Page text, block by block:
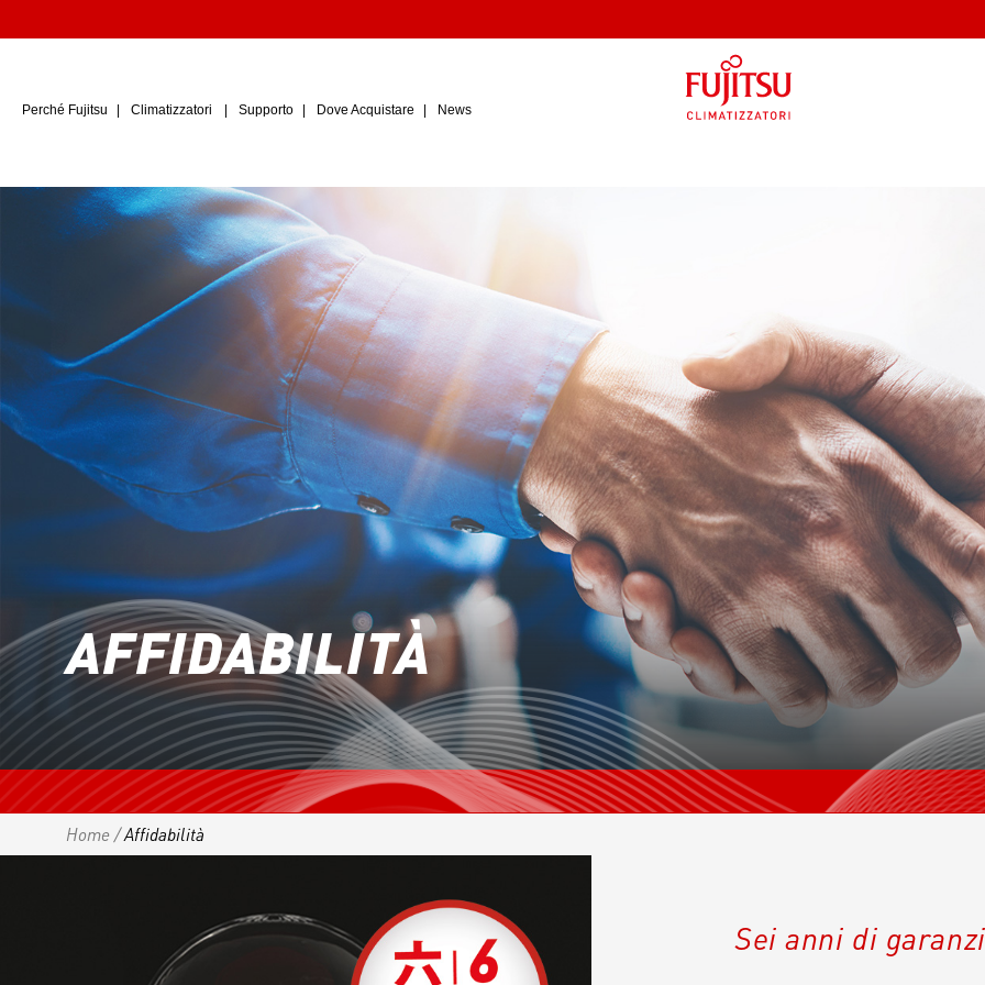
Perché Fujitsu Climatizzatori Supporto Dove Acquistare News
AFFIDABILITÀ
Home /Affidabilità
Sei anni di